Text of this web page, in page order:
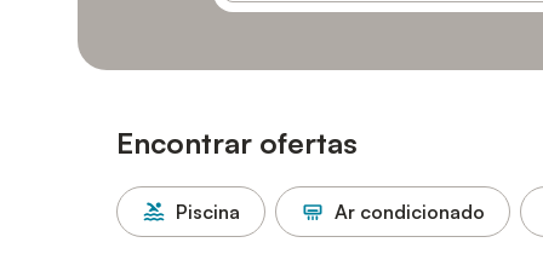
Encontrar ofertas
Piscina Ar condicionado